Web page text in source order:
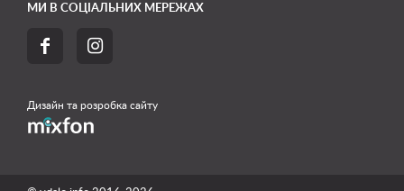
МИ В СОЦІАЛЬНИХ МЕРЕЖАХ
 
Дизайн та розробка сайту